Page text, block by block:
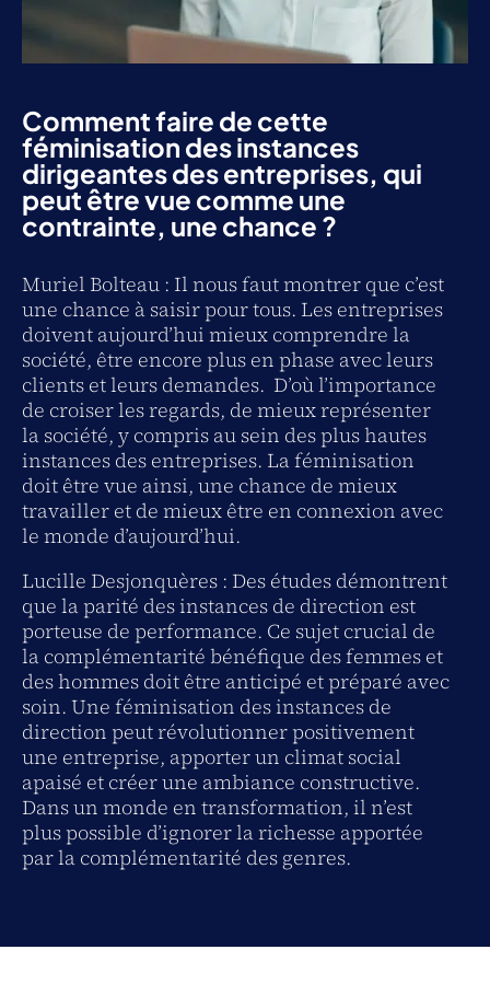
Comment faire de cette
féminisation des instances
dirigeantes des entreprises, qui
peut être vue comme une
contrainte, une chance ?
Muriel Bolteau : Il nous faut montrer que c’est
une chance à saisir pour tous. Les entreprises
doivent aujourd’hui mieux comprendre la
société, être encore plus en phase avec leurs
clients et leurs demandes. D’où l’importance
de croiser les regards, de mieux représenter
la société, y compris au sein des plus hautes
instances des entreprises. La féminisation
doit être vue ainsi, une chance de mieux
travailler et de mieux être en connexion avec
le monde d’aujourd’hui.
Lucille Desjonquères : Des études démontrent
que la parité des instances de direction est
porteuse de performance. Ce sujet crucial de
la complémentarité bénéfique des femmes et
des hommes doit être anticipé et préparé avec
soin. Une féminisation des instances de
direction peut révolutionner positivement
une entreprise, apporter un climat social
apaisé et créer une ambiance constructive.
Dans un monde en transformation, il n’est
plus possible d’ignorer la richesse apportée
par la complémentarité des genres.